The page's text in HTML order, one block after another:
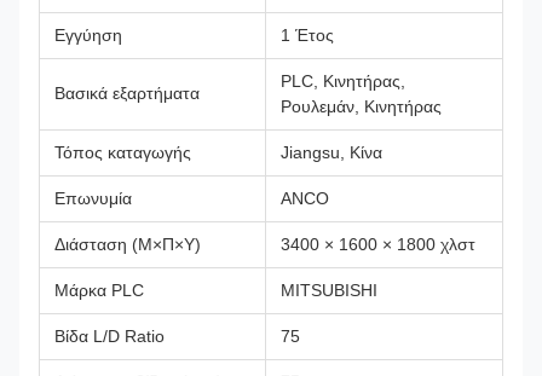
Εγγύηση 1 Έτος
Βασικά εξαρτήματα
PLC, Κινητήρας,
Ρουλεμάν, Κινητήρας
Τόπος καταγωγής Jiangsu, Κίνα
Επωνυμία ANCO
Διάσταση (Μ×Π×Υ) 3400 × 1600 × 1800 χλστ
Μάρκα PLC MITSUBISHI
Βίδα L/D Ratio 75